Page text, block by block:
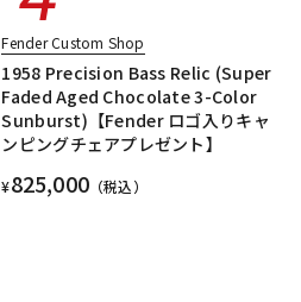
Fender Custom Shop
1958 Precision Bass Relic (Super
Faded Aged Chocolate 3-Color
Sunburst)【Fender ロゴ入りキャ
ンピングチェアプレゼント】
¥825,000 （税込）